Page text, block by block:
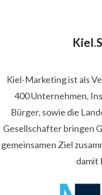
Kiel-Marketing ist als
400 Unternehmen,
Bürger, sowie die
Gesellschafter bringen
gemeinsamen Ziel
damit